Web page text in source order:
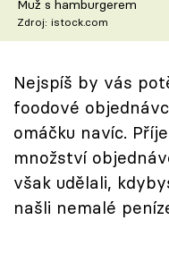
Speciál: Cuketa
Sledujte prima+
Přihlášení
Muž s hamburgerem
Zdroj: istock.com
Nejspíš by vás
foodové
omáčku navíc.
množství
však udělali,
našli nemalé